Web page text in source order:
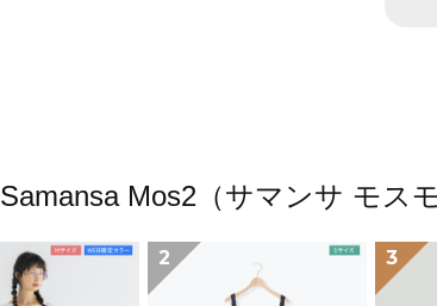
Samansa Mos2（サマンサ モス
2 3